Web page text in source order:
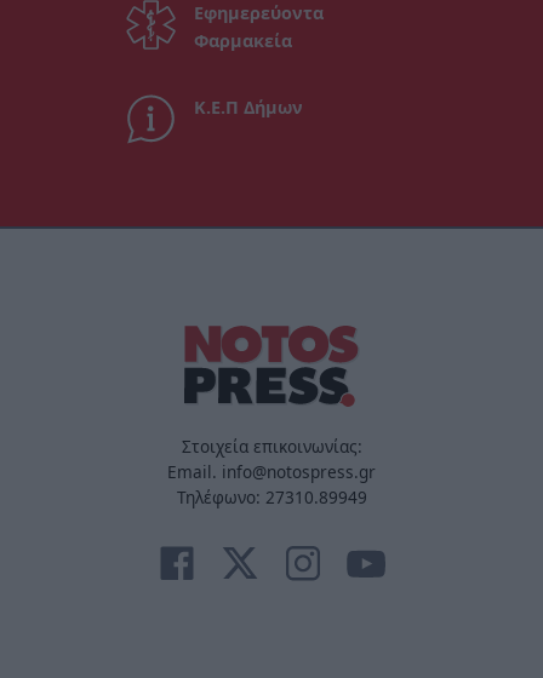
Εφημερεύοντα
Φαρμακεία
Κ.Ε.Π Δήμων
Στοιχεία επικοινωνίας:
Email. info@notospress.gr
Τηλέφωνο: 27310.89949